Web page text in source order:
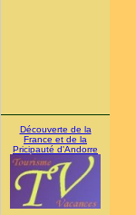
Découverte de la
France et de la
Pricipauté d'Andorre